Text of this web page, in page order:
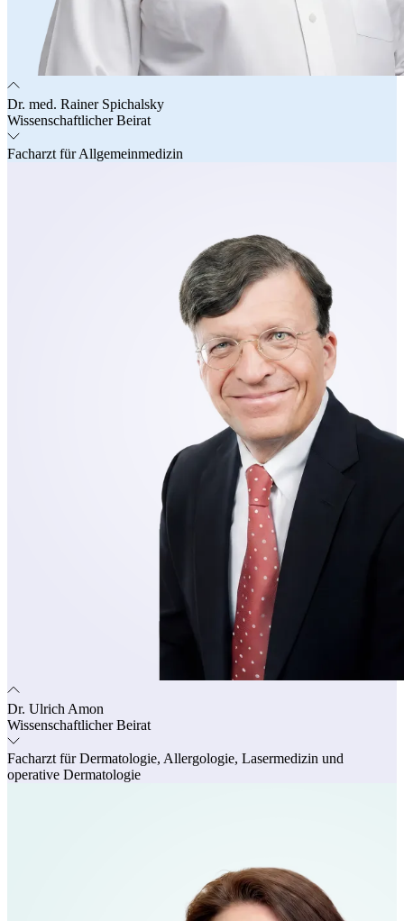
Dr. med. Rainer Spichalsky
Wissenschaftlicher Beirat
Facharzt für Allgemeinmedizin
Dr. Ulrich Amon
Wissenschaftlicher Beirat
Facharzt für Dermatologie, Allergologie, Lasermedizin und
operative Dermatologie